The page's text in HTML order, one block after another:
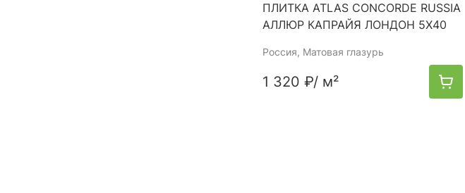
ПЛИТКА ATLAS CONCORDE RUSSIA
АЛЛЮР КАПРАЙЯ ЛОНДОН 5X40
Россия, Матовая глазурь
1 320 ₽/ м²